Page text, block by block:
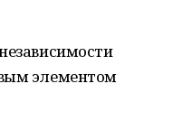
элементом